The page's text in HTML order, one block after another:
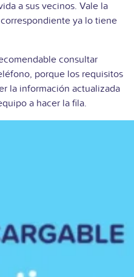
a sus vecinos. Vale la
ya lo tiene
consultar
porque los requisitos
la información actualizada
a hacer la fila.